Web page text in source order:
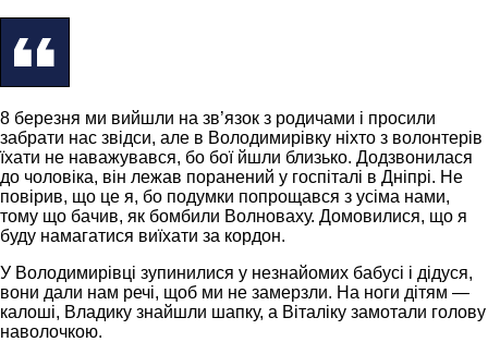
8 березня ми вийшли на зв’язок з родичами і просили
забрати нас звідси, але в Володимирівку ніхто з волонтерів
їхати не наважувався, бо бої йшли близько. Додзвонилася
до чоловіка, він лежав поранений у госпіталі в Дніпрі. Не
повірив, що це я, бо подумки попрощався з усіма нами,
тому що бачив, як бомбили Волноваху. Домовилися, що я
буду намагатися виїхати за кордон.
У Володимирівці зупинилися у незнайомих бабусі і дідуся,
вони дали нам речі, щоб ми не замерзли. На ноги дітям —
калоші, Владику знайшли шапку, а Віталіку замотали голову
наволочкою.